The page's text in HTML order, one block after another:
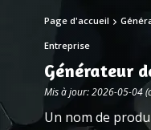
Page d'accueil
Entreprise
Générateur
Mis à jour: 2026-05-04
Un nom de